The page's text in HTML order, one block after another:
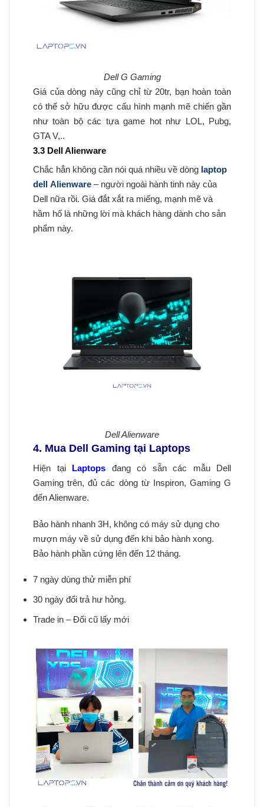
Dell G Gaming
Giá của dòng này cũng chỉ từ 20tr, bạn hoàn toàn
có thể sở hữu được cấu hình mạnh mẽ chiến gần
như toàn bộ các tựa game hot như LOL, Pubg,
GTA V,..
3.3 Dell Alienware
Chắc hẳn không cần nói quá nhiều về dòng laptop
dell Alienware – người ngoài hành tinh này của
Dell nữa rồi. Giá đắt xắt ra miếng, mạnh mẽ và
hầm hố là những lời mà khách hàng dành cho sản
phẩm này.
Dell Alienware
4. Mua Dell Gaming tại Laptops
Hiện tại Laptops đang có sẵn các mẫu Dell
Gaming trên, đủ các dòng từ Inspiron, Gaming G
đến Alienware.
Bảo hành nhanh 3H, không có máy sử dụng cho
mượn máy về sử dụng đến khi bảo hành xong.
Bảo hành phần cứng lên đến 12 tháng.
7 ngày dùng thử miễn phí
30 ngày đổi trả hư hỏng.
Trade in – Đổi cũ lấy mới